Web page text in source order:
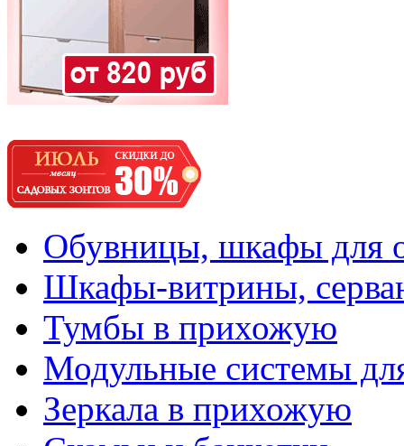
Обувницы, шкафы для
Шкафы-витрины,
Тумбы в прихожую
Модульные системы
Зеркала в прихожую